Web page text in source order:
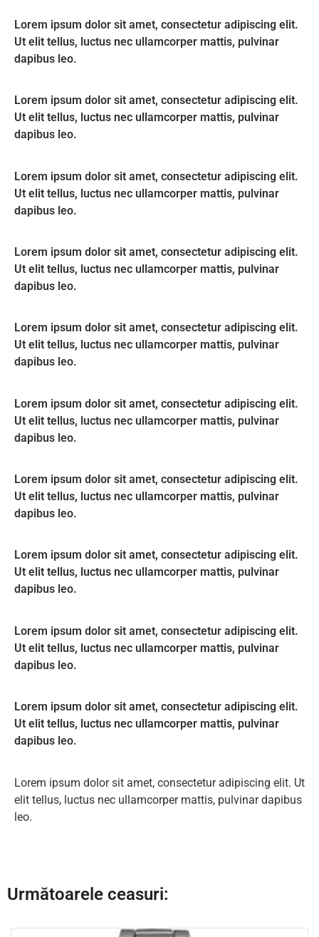
Lorem ipsum dolor sit amet, consectetur adipiscing elit.
Ut elit tellus, luctus nec ullamcorper mattis, pulvinar
dapibus leo.
Lorem ipsum dolor sit amet, consectetur adipiscing elit.
Ut elit tellus, luctus nec ullamcorper mattis, pulvinar
dapibus leo.
Lorem ipsum dolor sit amet, consectetur adipiscing elit.
Ut elit tellus, luctus nec ullamcorper mattis, pulvinar
dapibus leo.
Lorem ipsum dolor sit amet, consectetur adipiscing elit.
Ut elit tellus, luctus nec ullamcorper mattis, pulvinar
dapibus leo.
Lorem ipsum dolor sit amet, consectetur adipiscing elit.
Ut elit tellus, luctus nec ullamcorper mattis, pulvinar
dapibus leo.
Lorem ipsum dolor sit amet, consectetur adipiscing elit.
Ut elit tellus, luctus nec ullamcorper mattis, pulvinar
dapibus leo.
Lorem ipsum dolor sit amet, consectetur adipiscing elit.
Ut elit tellus, luctus nec ullamcorper mattis, pulvinar
dapibus leo.
Lorem ipsum dolor sit amet, consectetur adipiscing elit.
Ut elit tellus, luctus nec ullamcorper mattis, pulvinar
dapibus leo.
Lorem ipsum dolor sit amet, consectetur adipiscing elit.
Ut elit tellus, luctus nec ullamcorper mattis, pulvinar
dapibus leo.
Lorem ipsum dolor sit amet, consectetur adipiscing elit.
Ut elit tellus, luctus nec ullamcorper mattis, pulvinar
dapibus leo.
Lorem ipsum dolor sit amet, consectetur adipiscing elit. Ut
elit tellus, luctus nec ullamcorper mattis, pulvinar dapibus
leo.
Următoarele ceasuri: